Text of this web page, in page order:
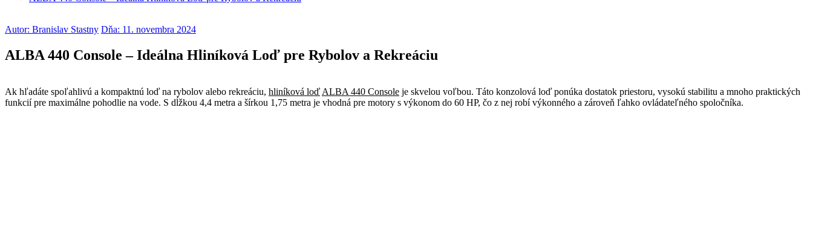
Autor: Branislav Stastny Dňa: 11. novembra 2024
ALBA 440 Console – Ideálna Hliníková Loď pre Rybolov a Rekreáciu
Ak hľadáte spoľahlivú a kompaktnú loď na rybolov alebo rekreáciu, hliníková loď ALBA 440 Console je skvelou voľbou. Táto konzolová loď ponúka dostatok priestoru, vysokú stabilitu a mnoho praktických
funkcií pre maximálne pohodlie na vode. S dĺžkou 4,4 metra a šírkou 1,75 metra je vhodná pre motory s výkonom do 60 HP, čo z nej robí výkonného a zároveň ľahko ovládateľného spoločníka.